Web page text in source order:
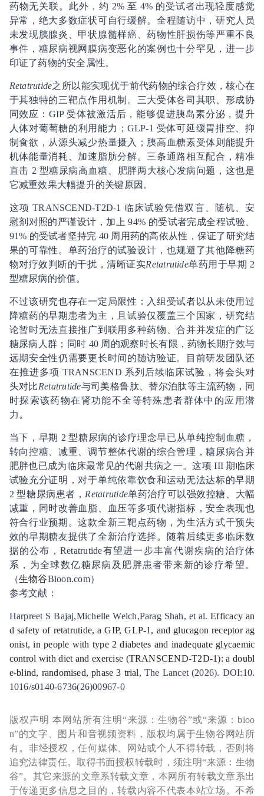
药物无关联。此外，约 2% 至 4% 的受试者出现轻度感觉
异常，绝大多数症状可自行缓解。全程随访中，研究人员
未发现胰腺炎、甲状腺髓样癌、药物性肝损伤等严重不良
事件，糖尿病视网膜病变恶化的案例也十分罕见，进一步
印证了药物的安全属性。
Retatrutide之所以能实现优于前代药物的综合疗效，核心在
于其独特的三靶点作用机制。三大受体各司其职、形成协
同效应：GIP 受体被激活后，能够促进胰岛素分泌，提升
人体对葡萄糖的利用能力；GLP-1 受体可延缓胃排空、抑
制食欲，从源头减少热量摄入；胰高血糖素受体则能提升
机体能量消耗、加速脂肪分解。三条通路相互配合，精准
直击 2 型糖尿病高血糖、肥胖两大核心发病问题，这也是
它减重效果大幅提升的关键原因。
这项 TRANSCEND-T2D-1 临床试验凭借双盲、随机、安
慰剂对照的严谨设计，加上 94% 的受试者完成全程试验、
91% 的受试者坚持完 40 周用药的高依从性，保证了研究结
果的可靠性。单药治疗的试验设计，也规避了其他降糖药
物对疗效判断的干扰，清晰证实Retatrutide单药用于早期 2
型糖尿病的价值。
不过该研究也存在一定局限性：入组受试者以从未使用过
降糖药的早期患者为主，且试验仅覆盖三个国家，研究结
论暂时无法直接推广到联用多种药物、合并并发症的广泛
糖尿病人群；同时 40 周的观察时长有限，药物长期疗效与
远期安全性仍需要更长时间的随访验证。目前研发团队还
在推进多项 TRANSCEND 系列后续临床试验，将会头对
头对比Retatrutide与司美格鲁肽、替尔泊肽等主流药物，同
时探索该药物在肾功能不全等特殊患者群体中的应用潜
力。
当下，早期 2 型糖尿病的诊疗理念早已从单纯控制血糖，
转向控糖、减重、调节整体代谢的综合管理，糖尿病合并
肥胖也已成为临床最常见的代谢共病之一。这项 III 期临床
试验充分证明，对于单纯依靠饮食和运动无法达标的早期
2 型糖尿病患者， Retatrutide单药治疗可以强效控糖、大幅
减重，同时改善血脂、血压等多项代谢指标，安全表现也
符合行业预期。这款全新三靶点药物，为生活方式干预失
效的早期糖友提供了全新治疗选择。随着后续更多临床数
据的公布，Retatrutide有望进一步丰富代谢疾病的治疗体
系，为全球数亿糖尿病及肥胖患者带来新的诊疗希望。
（生物谷Bioon.com）
参考文献：
Harpreet S Bajaj,Michelle Welch,Parag Shah, et al.Efficacy an
d safety of retatrutide, a GIP, GLP-1, and glucagon receptor ag
onist, in people with type 2 diabetes and inadequate glycaemic
control with diet and exercise (TRANSCEND-T2D-1): a doubl
e-blind, randomised, phase 3 trial, The Lancet (2026). DOI:10.
1016/s0140-6736(26)00967-0
版权声明 本网站所有注明“来源：生物谷”或“来源：bioo
n”的文字、图片和音视频资料，版权均属于生物谷网站所
有。非经授权，任何媒体、网站或个人不得转载，否则将
追究法律责任。取得书面授权转载时，须注明“来源：生物
谷”。其它来源的文章系转载文章，本网所有转载文章系出
于传递更多信息之目的，转载内容不代表本站立场。不希